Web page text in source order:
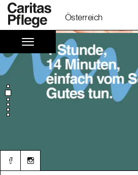
Österreich